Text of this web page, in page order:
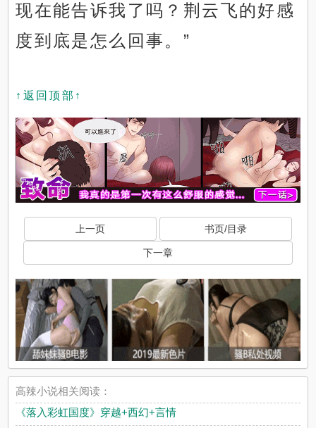
现在能告诉我了吗？荆云飞的好感
度到底是怎么回事。”
↑返回顶部↑
上一页 书页/目录
下一章
高辣小说相关阅读：
《落入彩虹国度》穿越+西幻+言情